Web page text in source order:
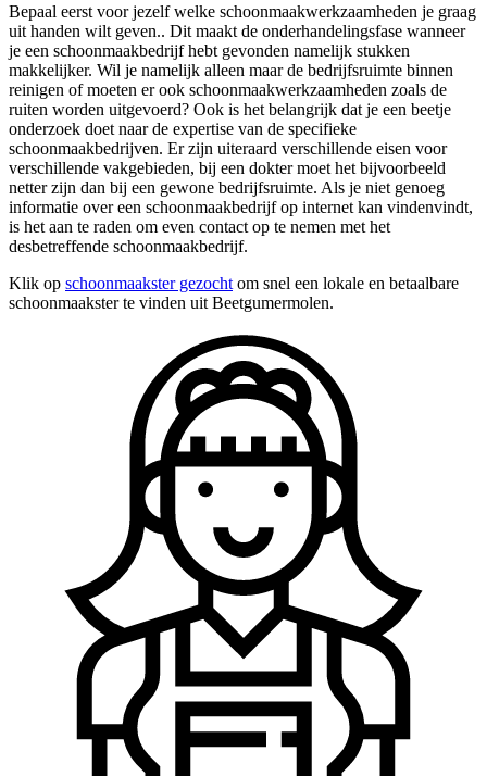
Bepaal eerst voor jezelf welke schoonmaakwerkzaamheden je graag
uit handen wilt geven.. Dit maakt de onderhandelingsfase wanneer
je een schoonmaakbedrijf hebt gevonden namelijk stukken
makkelijker. Wil je namelijk alleen maar de bedrijfsruimte binnen
reinigen of moeten er ook schoonmaakwerkzaamheden zoals de
ruiten worden uitgevoerd? Ook is het belangrijk dat je een beetje
onderzoek doet naar de expertise van de specifieke
schoonmaakbedrijven. Er zijn uiteraard verschillende eisen voor
verschillende vakgebieden, bij een dokter moet het bijvoorbeeld
netter zijn dan bij een gewone bedrijfsruimte. Als je niet genoeg
informatie over een schoonmaakbedrijf op internet kan vindenvindt,
is het aan te raden om even contact op te nemen met het
desbetreffende schoonmaakbedrijf.
Klik op schoonmaakster gezocht om snel een lokale en betaalbare
schoonmaakster te vinden uit Beetgumermolen.